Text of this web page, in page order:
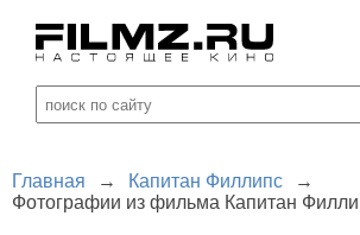
Главная → Капитан Филлипс
→
Фотографии из фильма Капитан